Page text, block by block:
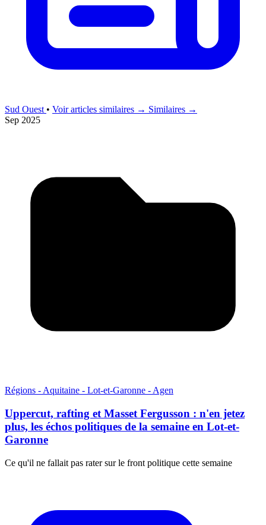
Sud Ouest • Voir articles similaires → Similaires →
Sep 2025
Régions - Aquitaine - Lot-et-Garonne - Agen
Uppercut, rafting et Masset Fergusson : n'en jetez
plus, les échos politiques de la semaine en Lot-et-
Garonne
Ce qu'il ne fallait pas rater sur le front politique cette semaine